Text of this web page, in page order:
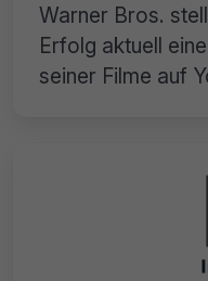
Warner Bros.
Erfolg aktuell
seiner Filme auf